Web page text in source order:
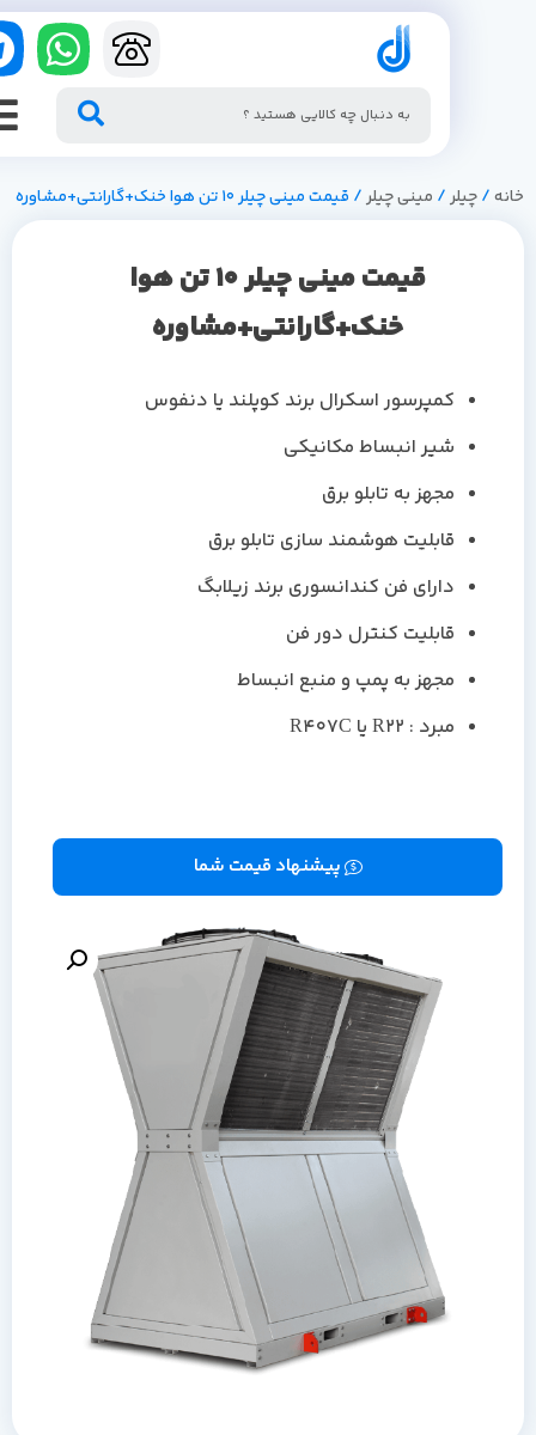
/چیلر/مینی چیلر/ قیمت مینی چیلر 10 تن هوا خنک+گارانتی+مشاوره
قیمت مینی چیلر 10 تن هوا
خنک+گارانتی+مشاوره
کمپرسور اسکرال برند کوپلند یا دنفوس
شیر انبساط مکانیکی
مجهز به تابلو برق
قابلیت هوشمند سازی تابلو برق
دارای فن کندانسوری برند زیلابگ
قابلیت کنترل دور فن
مجهز به پمپ و منبع انبساط
مبرد : R22 یا R407C
پیشنهاد قیمت شما